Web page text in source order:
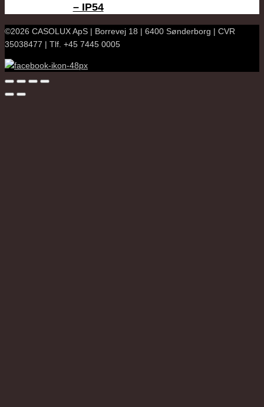
– IP54
©2026 CASOLUX ApS | Borrevej 18 | 6400 Sønderborg | CVR
35038477 | Tlf. +45 7445 0005